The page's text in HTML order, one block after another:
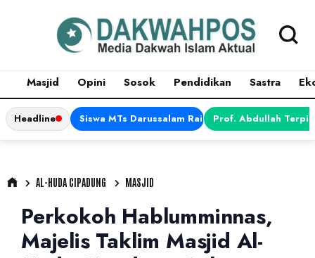
Masjid Opini Sosok Pendidikan Sastra
Headline Siswa MTs Darussalam Raih Juara 1 dalam
Prof. Abdullah
AL-HUDA CIPADUNG MASJID
Perkokoh Hablumminnas,
Majelis Taklim Masjid Al-